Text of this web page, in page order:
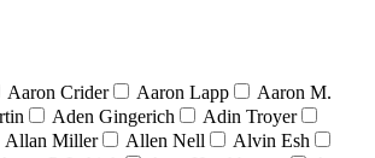
Aaron Crider Aaron Lapp
Aaron M.
Aden Gingerich
Adin Troyer
Allan Miller Allen Nell
Alvin Esh